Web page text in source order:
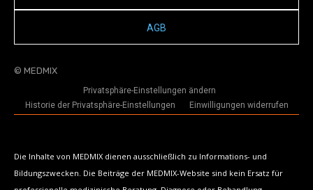
AGB
© MEDMIX
Privatsphäre-Einstellungen ändern
Historie der Privatsphäre-Einstellungen
Einwilligungen widerrufen
Die Inhalte von MEDMIX dienen ausschließlich zu Informations- und
Bildungszwecken. Die Beiträge der MEDMIX-Website sind kein Ersatz für